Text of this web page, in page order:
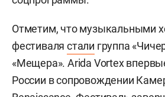
Отметим, что музыкальными
фестивалястали группа
«Мещера». Arida Vortex
России в сопровождении